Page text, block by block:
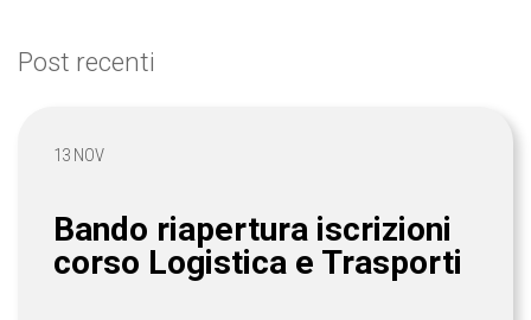
Post recenti
13 NOV
Bando riapertura iscrizioni
corso Logistica e Trasporti